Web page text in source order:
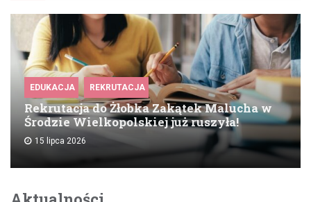
EDUKACJA REKRUTACJA
Rekrutacja do Żłobka Zakątek Malucha w
Środzie Wielkopolskiej już ruszyła!
15 lipca 2026